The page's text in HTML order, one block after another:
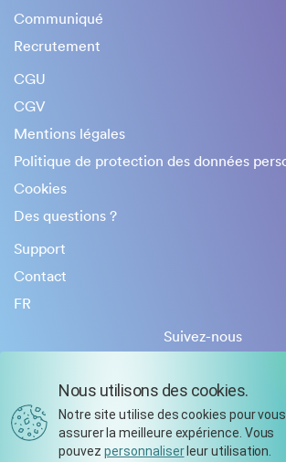
Communiqué
Recrutement
CGU
CGV
Mentions légales
Politique de protection des données
Cookies
Des questions ?
Support
Contact
FR
Suivez-nous
Nous utilisons des cookies.
Notre site utilise des cookies pour vous
assurer la meilleure expérience. Vous
pouvez personnaliserleur utilisation.